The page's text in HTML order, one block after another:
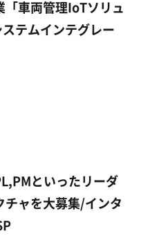
「車両管理IoTソリュ
テムインテグレー
といったリーダ
ャを大募集/インタ